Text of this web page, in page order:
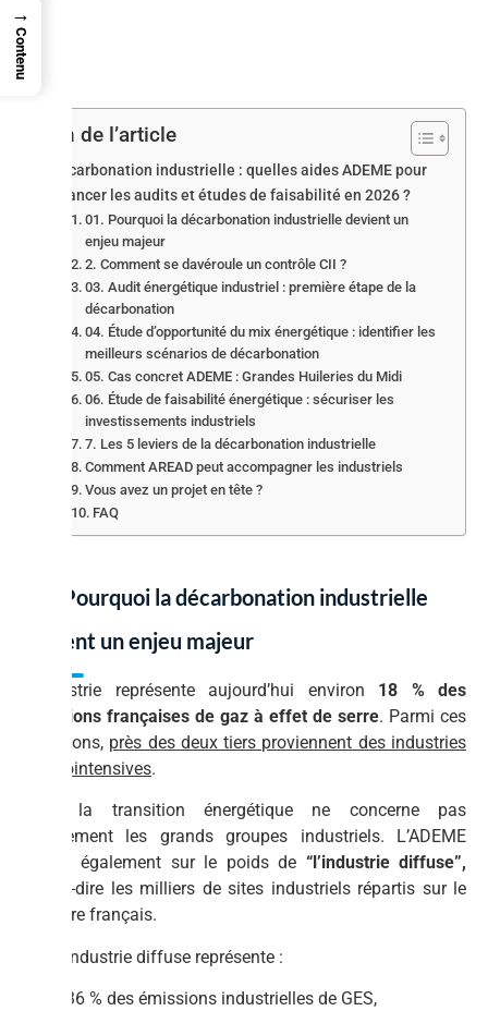
Plan de l’article
Décarbonation industrielle : quelles aides ADEME pour
financer les audits et études de faisabilité en 2026 ?
01. Pourquoi la décarbonation industrielle devient un
enjeu majeur
2. Comment se davéroule un contrôle CII ?
03. Audit énergétique industriel : première étape de la
décarbonation
04. Étude d’opportunité du mix énergétique : identifier les
meilleurs scénarios de décarbonation
05. Cas concret ADEME : Grandes Huileries du Midi
06. Étude de faisabilité énergétique : sécuriser les
investissements industriels
7. Les 5 leviers de la décarbonation industrielle
Comment AREAD peut accompagner les industriels
Vous avez un projet en tête ?
FAQ
01. Pourquoi la décarbonation industrielle
devient un enjeu majeur
L’industrie représente aujourd’hui environ 18 % des
émissions françaises de gaz à effet de serre. Parmi ces
émissions, près des deux tiers proviennent des industries
énergointensives.
Mais la transition énergétique ne concerne pas
uniquement les grands groupes industriels. L’ADEME
insiste également sur le poids de “l’industrie diffuse”,
c’est-à-dire les milliers de sites industriels répartis sur le
territoire français.
Cette industrie diffuse représente :
36 % des émissions industrielles de GES,
→
Contenu